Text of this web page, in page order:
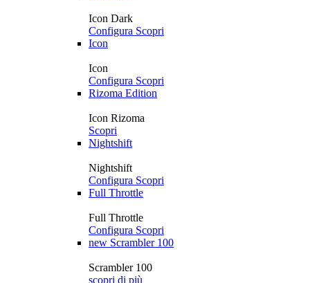
Icon Dark
Configura Scopri
Icon
Icon
Configura Scopri
Rizoma Edition
Icon Rizoma
Scopri
Nightshift
Nightshift
Configura Scopri
Full Throttle
Full Throttle
Configura Scopri
new Scrambler 100
Scrambler 100
scopri di più